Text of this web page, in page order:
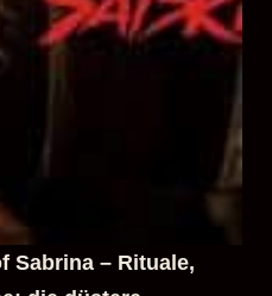
Sabrina – Rituale,
die düstere
[ Horror | Mystery |